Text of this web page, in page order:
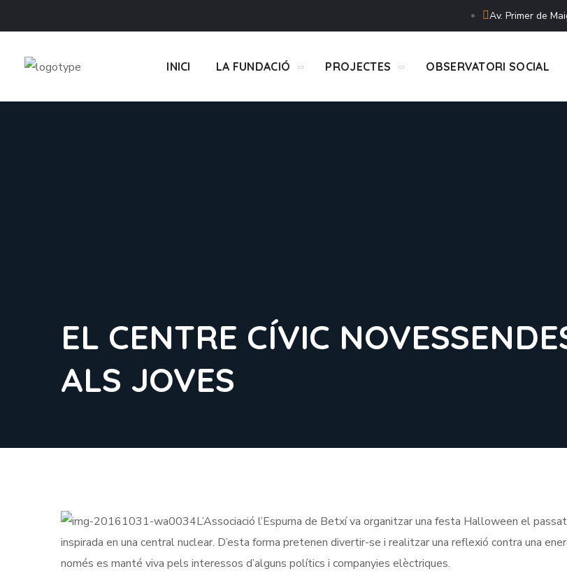
Av. Primer de
INICI LA FUNDACIÓ PROJECTES OBSERVATORI SOCIAL
EL CENTRE CÍVIC
ALS JOVES
L’Associació l’Espurna de Betxí va organitzar una festa Halloween el
inspirada en una central nuclear. D’esta forma pretenen divertir-se i realitzar una reflexió contra una
només es manté viva pels interessos d’alguns polítics i companyies elèctriques.